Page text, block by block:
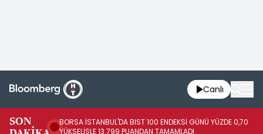
Canlı
SON
BORSA İSTANBUL'DA BIST 100 ENDEKSİ GÜNÜ YÜZDE 0,70
YÜKSELİŞLE 13.799 PUANDAN TAMAMLADI